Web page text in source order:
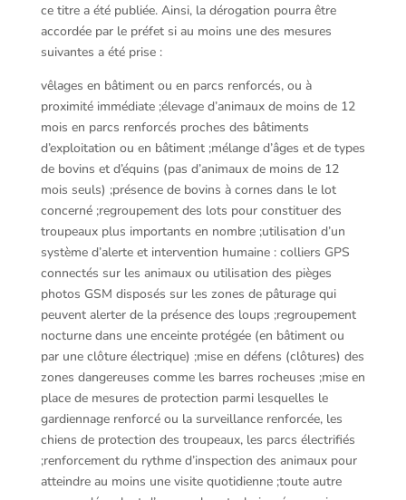
ce titre a été publiée. Ainsi, la dérogation pourra être
accordée par le préfet si au moins une des mesures
suivantes a été prise :
vêlages en bâtiment ou en parcs renforcés, ou à
proximité immédiate ;élevage d’animaux de moins de 12
mois en parcs renforcés proches des bâtiments
d’exploitation ou en bâtiment ;mélange d’âges et de types
de bovins et d’équins (pas d’animaux de moins de 12
mois seuls) ;présence de bovins à cornes dans le lot
concerné ;regroupement des lots pour constituer des
troupeaux plus importants en nombre ;utilisation d’un
système d’alerte et intervention humaine : colliers GPS
connectés sur les animaux ou utilisation des pièges
photos GSM disposés sur les zones de pâturage qui
peuvent alerter de la présence des loups ;regroupement
nocturne dans une enceinte protégée (en bâtiment ou
par une clôture électrique) ;mise en défens (clôtures) des
zones dangereuses comme les barres rocheuses ;mise en
place de mesures de protection parmi lesquelles le
gardiennage renforcé ou la surveillance renforcée, les
chiens de protection des troupeaux, les parcs électrifiés
;renforcement du rythme d’inspection des animaux pour
atteindre au moins une visite quotidienne ;toute autre